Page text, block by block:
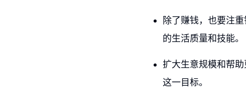
除了赚钱，也要注
的生活质量和技能。
扩大生意规模和帮
这一目标。